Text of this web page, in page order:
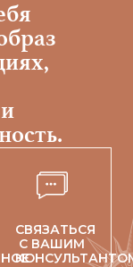
СВЯЗАТЬСЯ
С ВАШИМ